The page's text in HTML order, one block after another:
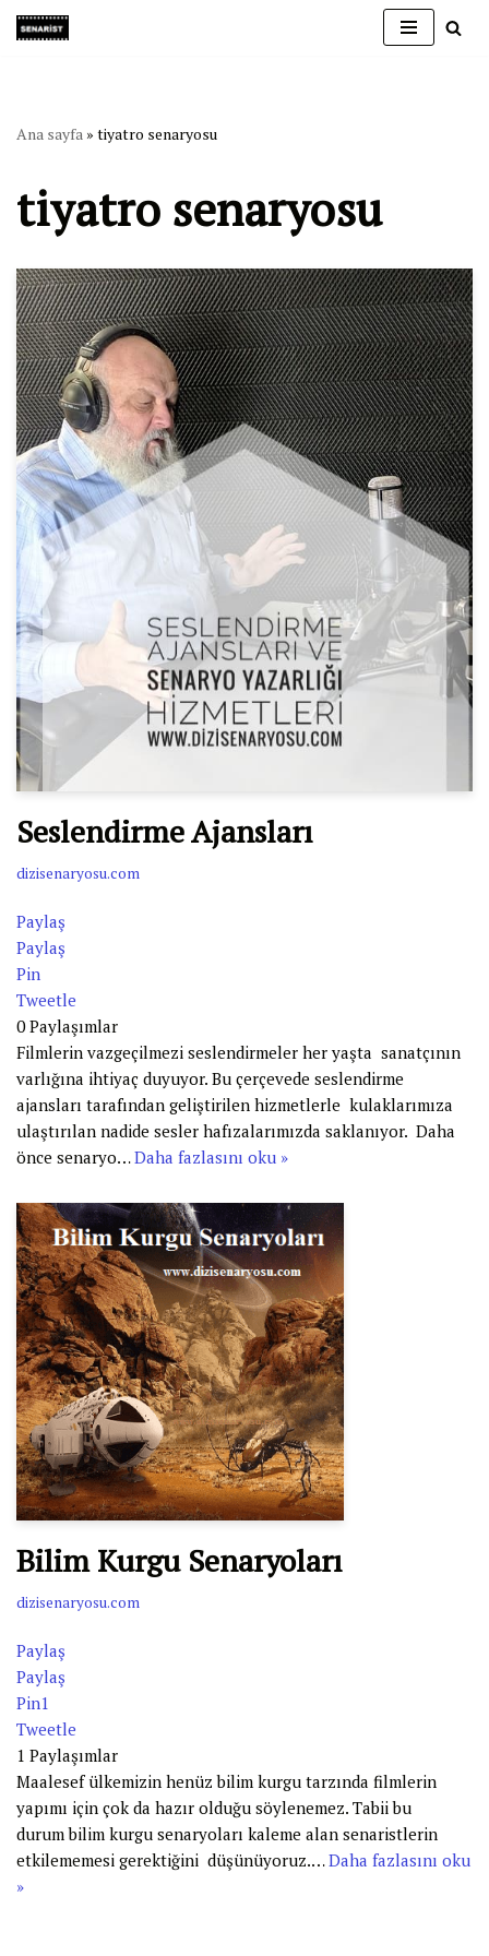
Ana sayfa » tiyatro senaryosu
tiyatro senaryosu
Seslendirme Ajansları
dizisenaryosu.com
Paylaş
Paylaş
Pin
Tweetle
0Paylaşımlar
Filmlerin vazgeçilmezi seslendirmeler her yaşta sanatçının
varlığına ihtiyaç duyuyor. Bu çerçevede seslendirme
ajansları tarafından geliştirilen hizmetlerle kulaklarımıza
ulaştırılan nadide sesler hafızalarımızda saklanıyor. Daha
önce senaryo…Daha fazlasını oku »
Bilim Kurgu Senaryoları
dizisenaryosu.com
Paylaş
Paylaş
Pin1
Tweetle
1 Paylaşımlar
Maalesef ülkemizin henüz bilim kurgu tarzında filmlerin
yapımı için çok da hazır olduğu söylenemez. Tabii bu
durum bilim kurgu senaryoları kaleme alan senaristlerin
etkilememesi gerektiğini düşünüyoruz.…Daha fazlasını oku
»